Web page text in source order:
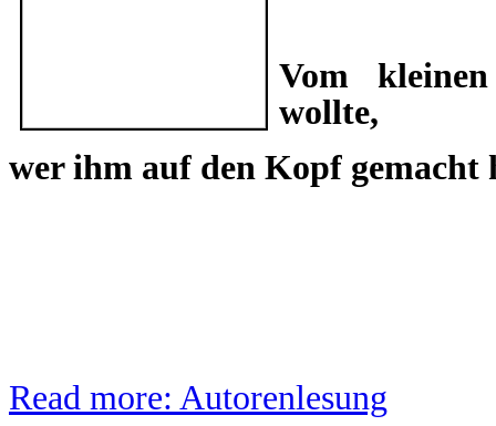
Vom
wollte,
wer ihm auf den Kopf gemacht
Read more: Autorenlesung